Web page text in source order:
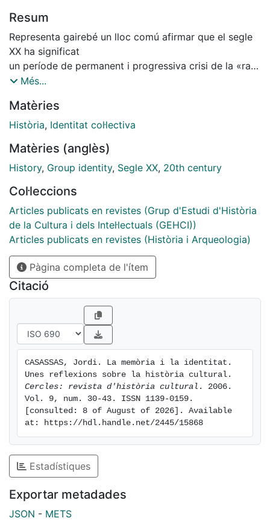
Resum
Representa gairebé un lloc comú afirmar que el segle
XX ha significat
un període de permanent i progressiva crisi de la «raó
històrica».
col·lectiu
respecte a la seva centralitat a l’hora de dictaminar
ens envolta. La valoració del treball històric amb
relació al consum cultural global de la gent, no ha
constants elucubracions referides a qui és que legitima
el discurs i el mateix
saber històrics: el poder, el mercat o les distintes
institucions implicades i
que «paguen» el producte històric, sobretot quan
veiem que interessa més qui
distribueix el producte cultural que no pas qui l’ha
produït.
Més...
Matèries
Història, Identitat col·lectiva
Matèries (anglès)
History, Group identity, Segle XX, 20th century
Col·leccions
Articles publicats en revistes (Grup d'Estudi d'Història
de la Cultura i dels Intel·lectuals (GEHCI))
Articles publicats en revistes (Història i Arqueologia)
Pàgina completa de l'ítem
Citació
CASASSAS, Jordi. La memòria i la identitat.
Cercles: revista d'història cultural . 2006.
Vol. 9, num. 30-43. ISSN 1139-0159.
[consulted: 8 of August of 2026]. Available
at: https://hdl.handle.net/2445/15868
Estadístiques
Exportar metadades
JSON - METS